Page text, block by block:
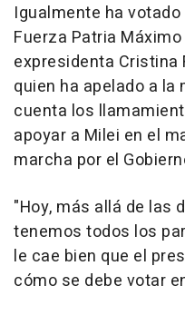
Igualmente ha
Fuerza Patria
expresidenta Cristina
quien ha apelado a
cuenta los
apoyar a Milei en el
marcha por el
"Hoy, más allá de las
tenemos todos los
le cae bien que el
cómo se debe votar